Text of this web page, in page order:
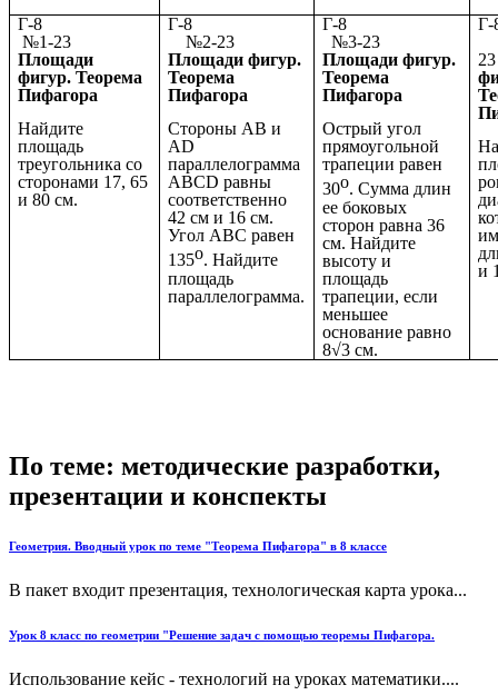
Г-8
№1-23
Площади
фигур. Теорема
Пифагора
Найдите
площадь
треугольника со
сторонами 17, 65
и 80 см.
Г-8
№2-23
Площади фигур.
Теорема
Пифагора
Стороны AB и
AD
параллелограмма
ABCD равны
соответственно
42 см и 16 см.
Угол ABC равен
135о. Найдите
площадь
параллелограмма.
Г-8
№3-23
Площади фигур.
Теорема
Пифагора
Острый угол
прямоугольной
трапеции равен
30о. Сумма длин
ее боковых
сторон равна 36
см. Найдите
высоту и
площадь
трапеции, если
меньшее
основание равно
8√3 см.
и
По теме: методические разработки,
презентации и конспекты
Геометрия. Вводный урок по теме "Теорема Пифагора" в 8 классе
В пакет входит презентация, технологическая карта урока...
Урок 8 класс по геометрии "Решение задач с помощью теоремы Пифагора.
Использование кейс - технологий на уроках математики....